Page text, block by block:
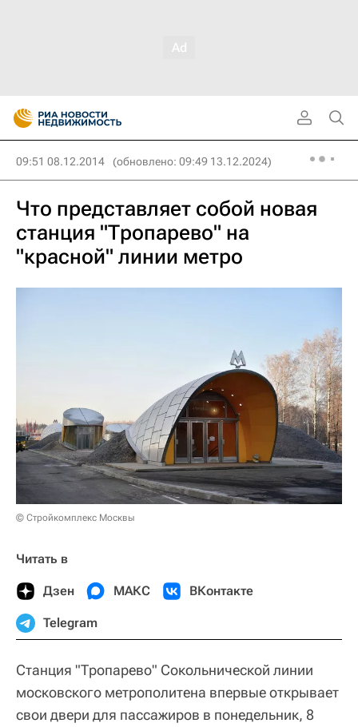
09:51 08.12.2014 (обновлено: 09:49 13.12.2024)
Что представляет собой новая
станция "Тропарево" на
"красной" линии метро
© Стройкомплекс Москвы
Читать в
Дзен МАКС ВКонтакте
Telegram
Станция "Тропарево" Сокольнической линии
московского метрополитена впервые открывает
свои двери для пассажиров в понедельник, 8